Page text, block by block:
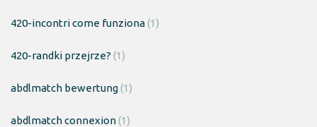
420-incontri come funziona(1)
420-randki przejrze? (1)
abdlmatch bewertung(1)
abdlmatch connexion(1)